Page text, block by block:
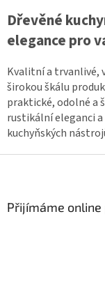
Dřevěné
elegance pro
Kvalitní a trvanlivé,
širokou škálu
praktické, odolné a
rustikální eleganci a
kuchyňských
Přijímáme